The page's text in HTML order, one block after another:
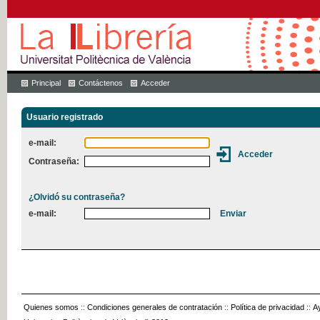
Principal Contáctenos Acceder
Usuario registrado
e-mail:
Contraseña:
¿Olvidó su contraseña?
e-mail:
Quienes somos :: Condiciones generales de contratación :: Política de privacidad ::